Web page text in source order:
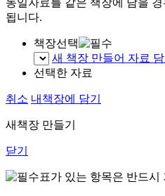
동일자료를 같은 책장에 담을
됩니다.
책장선택
새 책장 만들어 자료 담
선택한 자료
취소 내책장에 담기
새책장 만들기
닫기
표가 있는 항목은 반드시